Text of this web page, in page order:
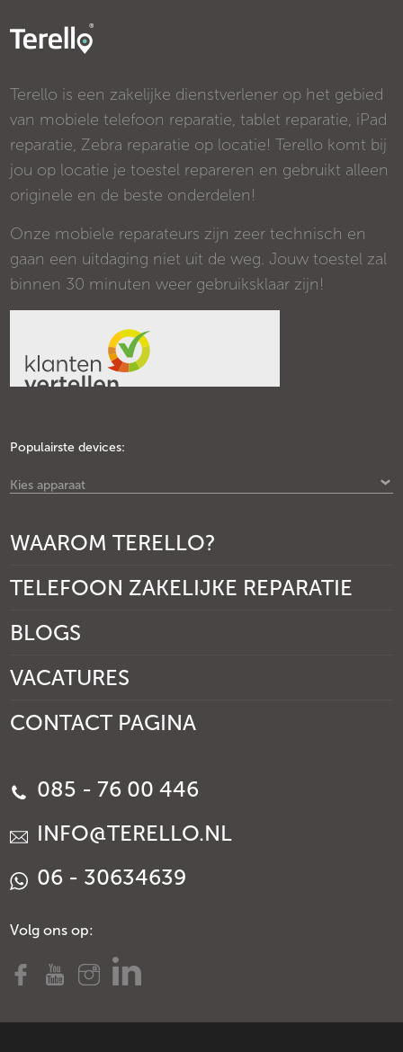
Terello is een zakelijke dienstverlener op het gebied
van mobiele telefoon reparatie, tablet reparatie, iPad
reparatie, Zebra reparatie op locatie! Terello komt bij
jou op locatie je toestel repareren en gebruikt alleen
originele en de beste onderdelen!
Onze mobiele reparateurs zijn zeer technisch en
gaan een uitdaging niet uit de weg. Jouw toestel zal
binnen 30 minuten weer gebruiksklaar zijn!
Populairste devices:
Kies apparaat
WAAROM TERELLO?
TELEFOON ZAKELIJKE REPARATIE
BLOGS
VACATURES
CONTACT PAGINA
085 - 76 00 446
INFO@TERELLO.NL
06 - 30634639
Volg ons op: